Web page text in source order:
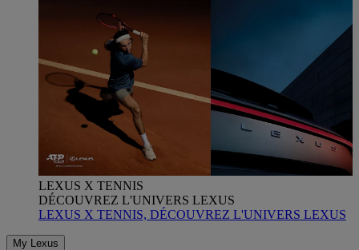
LEXUS X TENNIS
DÉCOUVREZ L'UNIVERS LEXUS
LEXUS X TENNIS, DÉCOUVREZ L'UNIVERS LEXUS
My Lexus